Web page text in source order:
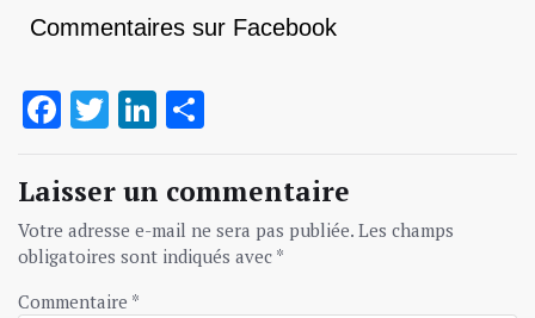
Commentaires sur Facebook
Facebook
TwitterLinkedIn
Laisser un commentaire
Votre adresse e-mail ne sera pas publiée. Les champs
obligatoires sont indiqués avec *
Commentaire *